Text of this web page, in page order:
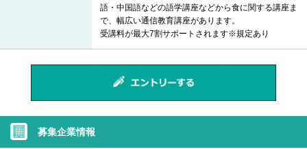
語・中国語などの語学講座などから食に関する講座ま
で、幅広い通信教育講座があります。
受講料が最大7割サポートされます※規定あり
募集企業情報